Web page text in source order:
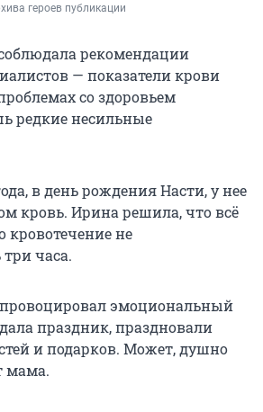
героев публикации
рекомендации
— показатели крови
со здоровьем
редкие несильные
в день рождения Насти, у нее
кровь. Ирина решила, что всё
кровотечение не
часа.
эмоциональный
праздник, праздновали
и подарков. Может, душно
мама.